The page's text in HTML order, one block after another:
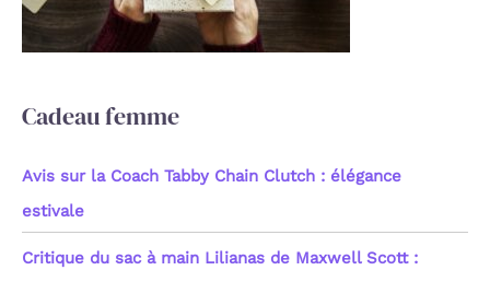
Cadeau femme
Avis sur la Coach Tabby Chain Clutch : élégance
estivale
Critique du sac à main Lilianas de Maxwell Scott :